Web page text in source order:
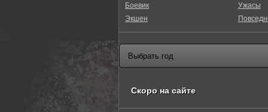
Боевик
Экшен
Ужасы
Скоро на сайте